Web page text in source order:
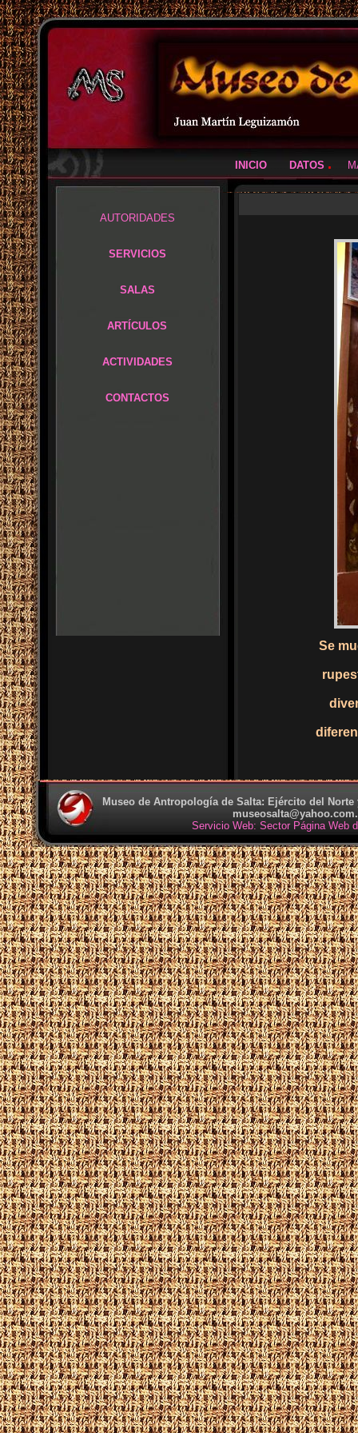
INICIO DATOS .
AUTORIDADES
SERVICIOS
SALAS
ARTÍCULOS
ACTIVIDADES
CONTACTOS
Se
Museo de Antropología de Salta: Ejército del
Servicio Web: Sector Página Web